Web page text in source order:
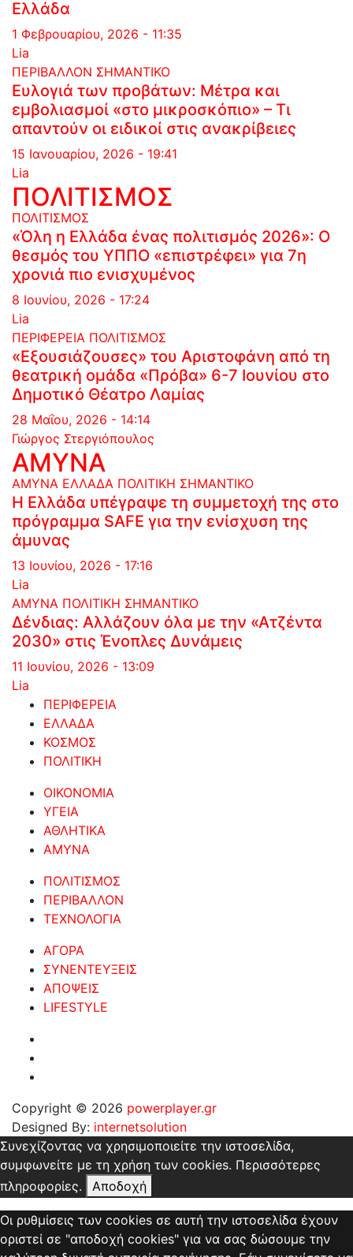
Ελλάδα
1 Φεβρουαρίου, 2026 - 11:35
Lia
ΠΕΡΙΒΑΛΛΟΝ ΣΗΜΑΝΤΙΚΟ
Ευλογιά των προβάτων: Μέτρα και
εμβολιασμοί «στο μικροσκόπιο» – Τι
απαντούν οι ειδικοί στις ανακρίβειες
15 Ιανουαρίου, 2026 - 19:41
Lia
ΠΟΛΙΤΙΣΜΟΣ
ΠΟΛΙΤΙΣΜΟΣ
«Όλη η Ελλάδα ένας πολιτισμός 2026»: Ο
θεσμός του ΥΠΠΟ «επιστρέφει» για 7η
χρονιά πιο ενισχυμένος
8 Ιουνίου, 2026 - 17:24
Lia
ΠΕΡΙΦΕΡΕΙΑ ΠΟΛΙΤΙΣΜΟΣ
«Εξουσιάζουσες» του Αριστοφάνη από τη
θεατρική ομάδα «Πρόβα» 6-7 Ιουνίου στο
Δημοτικό Θέατρο Λαμίας
28 Μαΐου, 2026 - 14:14
Γιώργος Στεργιόπουλος
ΑΜΥΝΑ
ΑΜΥΝΑ ΕΛΛΑΔΑ ΠΟΛΙΤΙΚΗ ΣΗΜΑΝΤΙΚΟ
Η Ελλάδα υπέγραψε τη συμμετοχή της στο
πρόγραμμα SAFE για την ενίσχυση της
άμυνας
13 Ιουνίου, 2026 - 17:16
Lia
ΑΜΥΝΑ ΠΟΛΙΤΙΚΗ ΣΗΜΑΝΤΙΚΟ
Δένδιας: Αλλάζουν όλα με την «Ατζέντα
2030» στις Ένοπλες Δυνάμεις
11 Ιουνίου, 2026 - 13:09
Lia
ΠΕΡΙΦΕΡΕΙΑ
ΕΛΛΑΔΑ
ΚΟΣΜΟΣ
ΠΟΛΙΤΙΚΗ
ΟΙΚΟΝΟΜΙΑ
ΥΓΕΙΑ
ΑΘΛΗΤΙΚΑ
ΑΜΥΝΑ
ΠΟΛΙΤΙΣΜΟΣ
ΠΕΡΙΒΑΛΛΟΝ
ΤΕΧΝΟΛΟΓΙΑ
ΑΓΟΡΑ
ΣΥΝΕΝΤΕΥΞΕΙΣ
ΑΠΟΨΕΙΣ
LIFESTYLE
Copyright © 2026 powerplayer.gr
Designed By: internetsolution
Συνεχίζοντας να χρησιμοποιείτε την ιστοσελίδα,
συμφωνείτε με τη χρήση των cookies. Περισσότερες
πληροφορίες.
Αποδοχή
Οι ρυθμίσεις των cookies σε αυτή την ιστοσελίδα έχουν
οριστεί σε "αποδοχή cookies" για να σας δώσουμε την